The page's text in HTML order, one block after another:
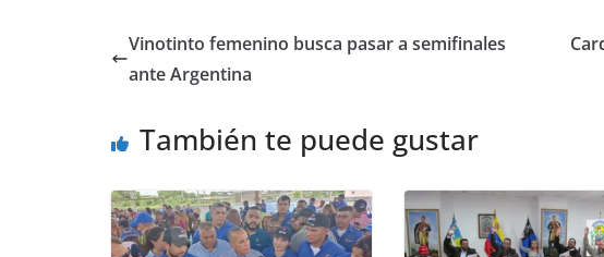
Vinotinto femenino busca pasar a semifinales
ante Argentina
También te puede gustar